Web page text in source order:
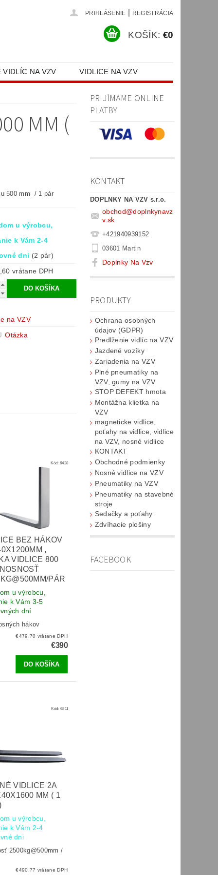
PRIHLÁSENIE REGISTRÁCIA
KOŠÍK: €0
VIDLÍC NA VZV VIDLICE NA VZV
MM (
500 mm / 1 pár
u výrobcu,
k Vám 2-4
dni (2 pár)
€270,60 vrátane DPH
na VZV
Otázka
Kód: 6428
BEZ HÁKOV
,
VIDLICE 800
PÁR
u výrobcu,
k Vám 3-5
dní
hákov
€479,70 vrátane DPH
€390
Kód: 6811
VIDLICE 2A
MM ( 1
u výrobcu,
k Vám 2-4
dni
2500kg@500mm /
€490,77 vrátane DPH
PRIJÍMAME ONLINE
PLATBY
KONTAKT
DOPLNKY NA VZV s.r.o.
obchod@doplnkynavz
v.sk
+421940939152
03601 Martin
Doplnky Na Vzv
PRODUKTY
Ochrana osobných
údajov (GDPR)
Predlženie vidlíc na VZV
Jazdené vozíky
Zariadenia na VZV
Plné pneumatiky na
VZV, gumy na VZV
STOP DEFEKT hmota
Montážna klietka na
VZV
magneticke vidlice,
poťahy na vidlice, vidlice
na VZV, nosné vidlice
KONTAKT
Obchodné podmienky
Nosné vidlice na VZV
Pneumatiky na VZV
Pneumatiky na stavebné
stroje
Sedačky a poťahy
Zdvíhacie plošiny
FACEBOOK